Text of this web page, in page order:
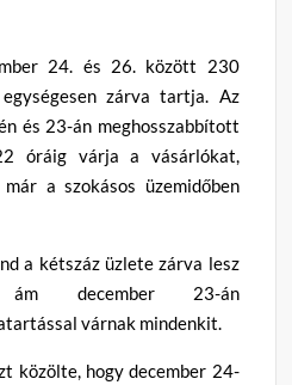
24. és 26. között 230
zárva tartja. Az
és 23-án meghosszabbított
óráig várja a vásárlókat,
a szokásos üzemidőben
a kétszáz üzlete zárva lesz
ám december 23-án
várnak mindenkit.
közölte, hogy december 24-